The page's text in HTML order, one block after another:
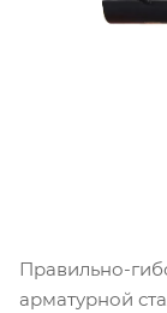
Правильно-
арматурной